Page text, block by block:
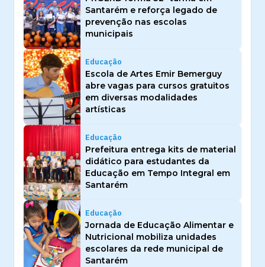
Santarém e reforça legado de
prevenção nas escolas
municipais
Educação
Escola de Artes Emir Bemerguy
abre vagas para cursos gratuitos
em diversas modalidades
artísticas
Educação
Prefeitura entrega kits de material
didático para estudantes da
Educação em Tempo Integral em
Santarém
Educação
Jornada de Educação Alimentar e
Nutricional mobiliza unidades
escolares da rede municipal de
Santarém